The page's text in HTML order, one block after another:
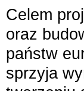
Celem
oraz
państw
sprzyja